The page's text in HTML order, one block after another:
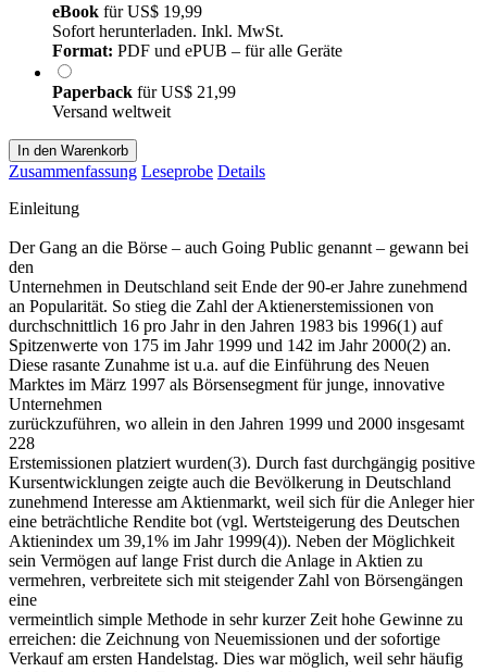
eBook fürUS$ 19,99
Sofort herunterladen. Inkl. MwSt.
Format: PDF und ePUB – für alle Geräte
Paperback fürUS$ 21,99
Versand weltweit
In den Warenkorb
Zusammenfassung Leseprobe Details
Einleitung
Der Gang an die Börse – auch Going Public genannt – gewann bei
den
Unternehmen in Deutschland seit Ende der 90-er Jahre zunehmend
an Popularität. So stieg die Zahl der Aktienerstemissionen von
durchschnittlich 16 pro Jahr in den Jahren 1983 bis 1996(1) auf
Spitzenwerte von 175 im Jahr 1999 und 142 im Jahr 2000(2) an.
Diese rasante Zunahme ist u.a. auf die Einführung des Neuen
Marktes im März 1997 als Börsensegment für junge, innovative
Unternehmen
zurückzuführen, wo allein in den Jahren 1999 und 2000 insgesamt
228
Erstemissionen platziert wurden(3). Durch fast durchgängig positive
Kursentwicklungen zeigte auch die Bevölkerung in Deutschland
zunehmend Interesse am Aktienmarkt, weil sich für die Anleger hier
eine beträchtliche Rendite bot (vgl. Wertsteigerung des Deutschen
Aktienindex um 39,1% im Jahr 1999(4)). Neben der Möglichkeit
sein Vermögen auf lange Frist durch die Anlage in Aktien zu
vermehren, verbreitete sich mit steigender Zahl von Börsengängen
eine
vermeintlich simple Methode in sehr kurzer Zeit hohe Gewinne zu
erreichen: die Zeichnung von Neuemissionen und der sofortige
Verkauf am ersten Handelstag. Dies war möglich, weil sehr häufig